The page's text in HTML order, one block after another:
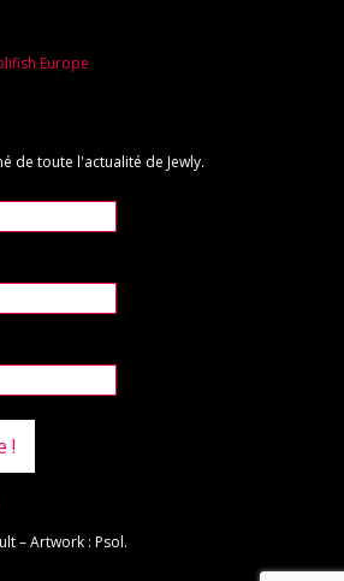
Europe
de toute l'actualité de Jewly.
– Artwork : Psol.